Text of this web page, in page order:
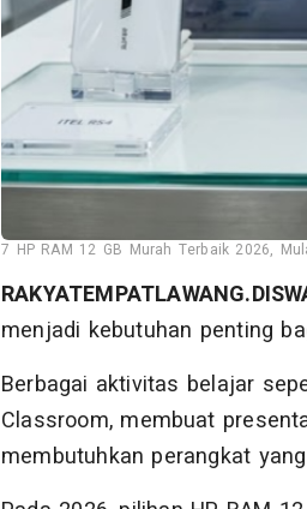
7 HP RAM 12 GB Murah Terbaik 2026,
menjadi kebutuhan penting
Berbagai aktivitas belajar
Classroom, membuat
membutuhkan perangkat